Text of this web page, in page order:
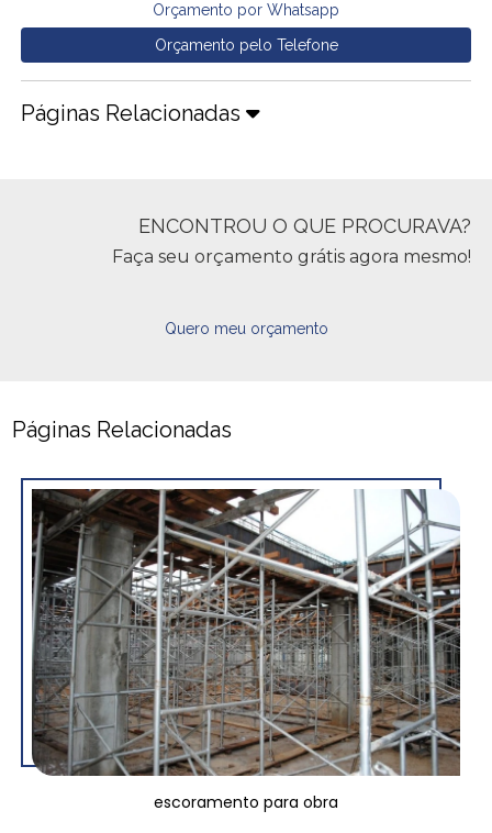
Orçamento por Whatsapp
Orçamento pelo Telefone
Páginas Relacionadas
ENCONTROU O QUE PROCURAVA?
Faça seu orçamento grátis agora mesmo!
Quero meu orçamento
Páginas Relacionadas
escoramento para obra